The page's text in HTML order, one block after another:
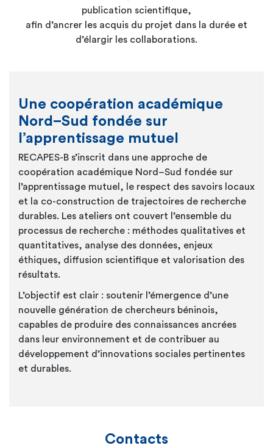
publication scientifique,
afin d’ancrer les acquis du projet dans la durée et
d’élargir les collaborations.
Une coopération académique
Nord–Sud fondée sur
l’apprentissage mutuel
RECAPES-B s’inscrit dans une approche de
coopération académique Nord–Sud fondée sur
l’apprentissage mutuel, le respect des savoirs locaux
et la co-construction de trajectoires de recherche
durables. Les ateliers ont couvert l’ensemble du
processus de recherche : méthodes qualitatives et
quantitatives, analyse des données, enjeux
éthiques, diffusion scientifique et valorisation des
résultats.
L’objectif est clair : soutenir l’émergence d’une
nouvelle génération de chercheurs béninois,
capables de produire des connaissances ancrées
dans leur environnement et de contribuer au
développement d’innovations sociales pertinentes
et durables.
Contacts